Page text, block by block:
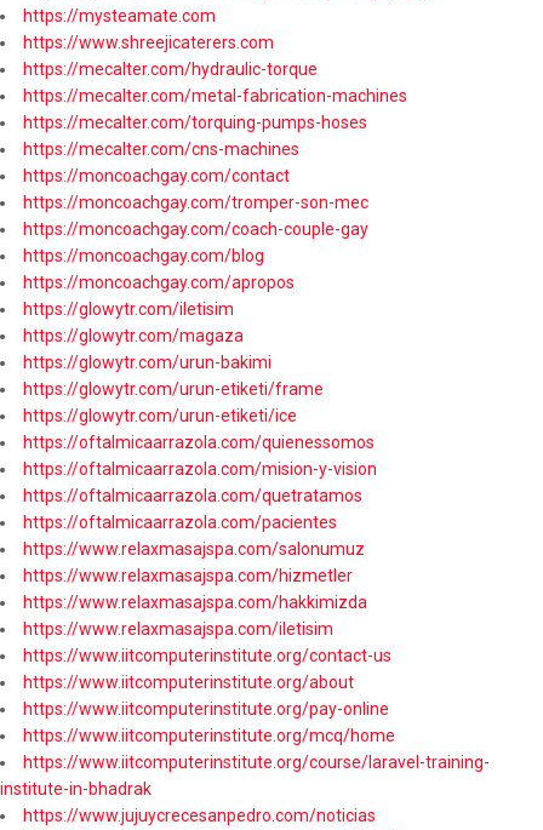
https://mysteamate.com
https://www.shreejicaterers.com
https://mecalter.com/hydraulic-torque
https://mecalter.com/metal-fabrication-machines
https://mecalter.com/torquing-pumps-hoses
https://mecalter.com/cns-machines
https://moncoachgay.com/contact
https://moncoachgay.com/tromper-son-mec
https://moncoachgay.com/coach-couple-gay
https://moncoachgay.com/blog
https://moncoachgay.com/apropos
https://glowytr.com/iletisim
https://glowytr.com/magaza
https://glowytr.com/urun-bakimi
https://glowytr.com/urun-etiketi/frame
https://glowytr.com/urun-etiketi/ice
https://oftalmicaarrazola.com/quienessomos
https://oftalmicaarrazola.com/mision-y-vision
https://oftalmicaarrazola.com/quetratamos
https://oftalmicaarrazola.com/pacientes
https://www.relaxmasajspa.com/salonumuz
https://www.relaxmasajspa.com/hizmetler
https://www.relaxmasajspa.com/hakkimizda
https://www.relaxmasajspa.com/iletisim
https://www.iitcomputerinstitute.org/contact-us
https://www.iitcomputerinstitute.org/about
https://www.iitcomputerinstitute.org/pay-online
https://www.iitcomputerinstitute.org/mcq/home
https://www.iitcomputerinstitute.org/course/laravel-training-
institute-in-bhadrak
https://www.jujuycrecesanpedro.com/noticias